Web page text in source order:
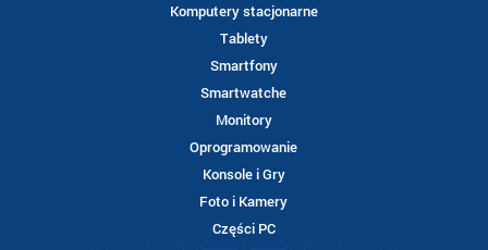
Komputery stacjonarne
Tablety
Smartfony
Smartwatche
Monitory
Oprogramowanie
Konsole i Gry
Foto i Kamery
Części PC